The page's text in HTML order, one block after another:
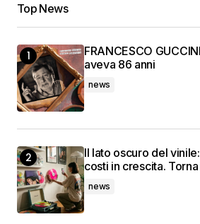
Top News
FRANCESCO
aveva 86 anni
news
Il lato oscuro del
costi in crescita. Torna
news